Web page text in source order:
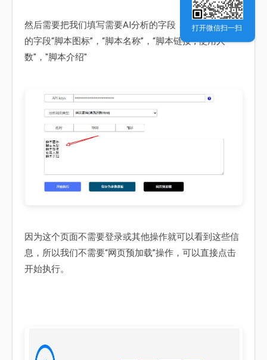
然后需要把我们填写需要AI分析的字段，我们需要采集
的字段“脚本图标”，“脚本名称”，“脚本链接”,"使用人
数"，"脚本介绍"
因为这个页面不需要登录或其他操作就可以看到这些信
息，所以我们不需要“网页预加载”操作，可以直接点击
开始执行。
打开微信扫一扫